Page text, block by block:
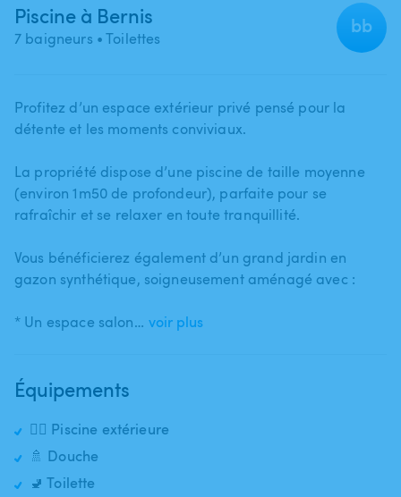
Piscine à Bernis
7 baigneurs • Toilettes
bb
Profitez d’un espace extérieur privé pensé pour la
détente et les moments conviviaux.
La propriété dispose d’une piscine de taille moyenne
(environ 1m50 de profondeur)​,​ parfaite pour se
rafraîchir et se relaxer en toute tranquillité.
Vous bénéficierez également d’un grand jardin en
gazon synthétique​,​ soigneusement aménagé avec :
* Un espace salon… voir plus
Équipements
🏊‍♂️ Piscine extérieure
🚿 Douche
🚽 Toilette